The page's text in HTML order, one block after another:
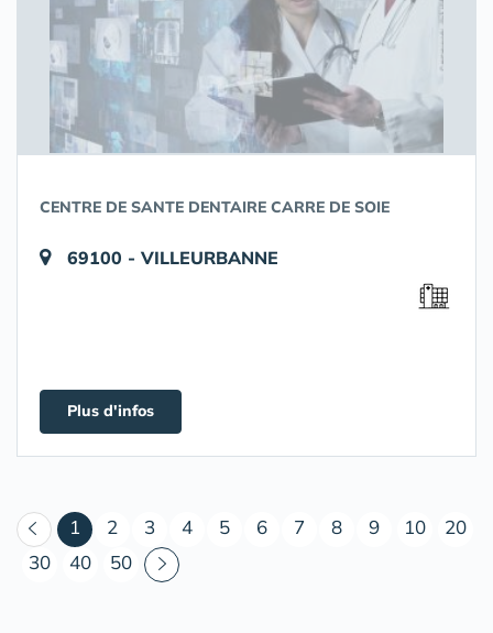
CENTRE DE SANTE DENTAIRE CARRE DE SOIE
69100 - VILLEURBANNE
Plus d'infos
1 (courant)
2 3 4 5 6 7 8 9 10
20
30
40 50